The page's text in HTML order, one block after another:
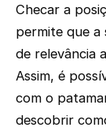
Checar a
permite que a
de relevância
Assim, é
com o
descobrir